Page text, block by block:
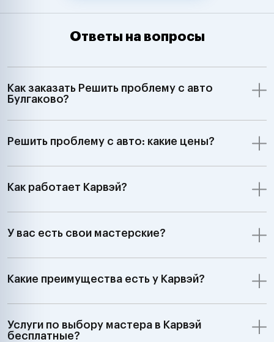
Ответы на вопросы
Как заказать Решить проблему с авто
Булгаково?
Решить проблему с авто: какие цены?
Как работает Карвэй?
У вас есть свои мастерские?
Какие преимущества есть у Карвэй?
Услуги по выбору мастера в Карвэй
бесплатные?